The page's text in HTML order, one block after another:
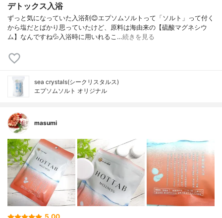
デトックス入浴
ずっと気になっていた入浴剤😊エプソムソルトって「ソルト」って付く
から塩だとばかり思っていたけど、原料は海由来の【硫酸マグネシウ
ム】なんですね💦入浴時に用いれるこ…続きを見る
sea crystals(シークリスタルス)
エプソムソルト オリジナル
masumi